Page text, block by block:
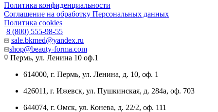
Политика конфиденциальности
Соглашение на обработку Персональных данных
Политика cookies
8 (800) 555-98-55
sale.bkmed@yandex.ru
shop@beauty-forma.com
Пермь, ул. Ленина 10 оф.1
614000, г. Пермь, ул. Ленина, д. 10, оф. 1
426011, г. Ижевск, ул. Пушкинская, д. 284а, оф. 703
644074, г. Омск, ул. Конева, д. 22/2, оф. 111